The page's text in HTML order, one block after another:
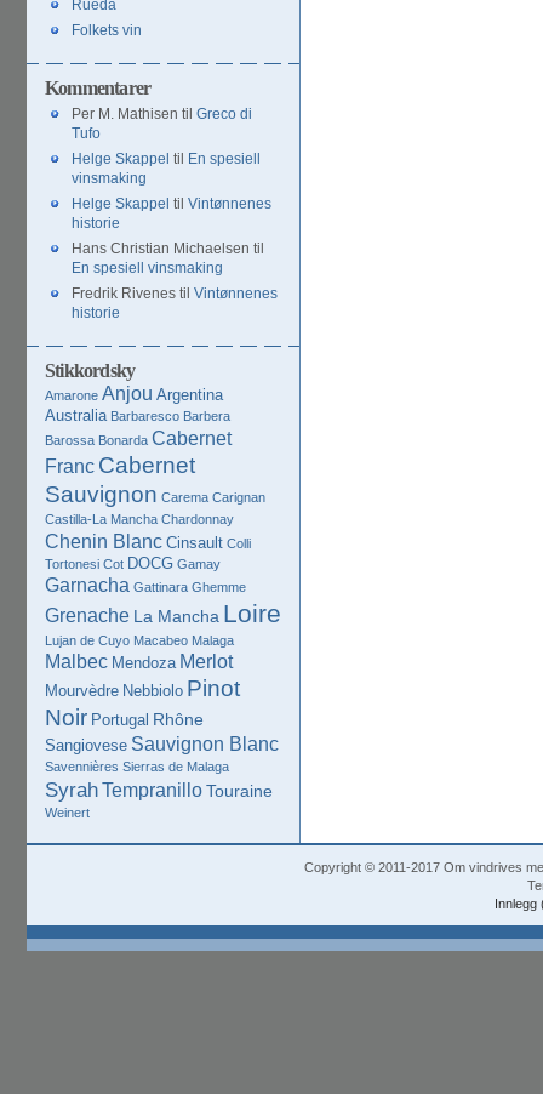
Rueda
Folkets vin
Kommentarer
Per M. Mathisen til Greco di
Tufo
Helge Skappel til
En spesiell
vinsmaking
Helge Skappel til Vintønnenes
historie
Hans Christian Michaelsen til
En spesiell vinsmaking
Fredrik Rivenes til Vintønnenes
historie
Stikkordsky
Amarone Anjou Argentina
Australia Barbaresco Barbera
Barossa Bonarda Cabernet
Franc Cabernet
Sauvignon Carema Carignan
Castilla-La Mancha Chardonnay
Chenin Blanc Cinsault Colli
Tortonesi Cot DOCG Gamay
Garnacha Gattinara Ghemme
Grenache La Mancha Loire
Lujan de Cuyo Macabeo Malaga
Malbec Mendoza Merlot
Mourvèdre Nebbiolo Pinot
Noir Portugal Rhône
Sangiovese Sauvignon Blanc
Savennières Sierras de Malaga
SyrahTempranilloTouraine
Weinert
Copyright © 2011-2017 Om vindrives
Innlegg